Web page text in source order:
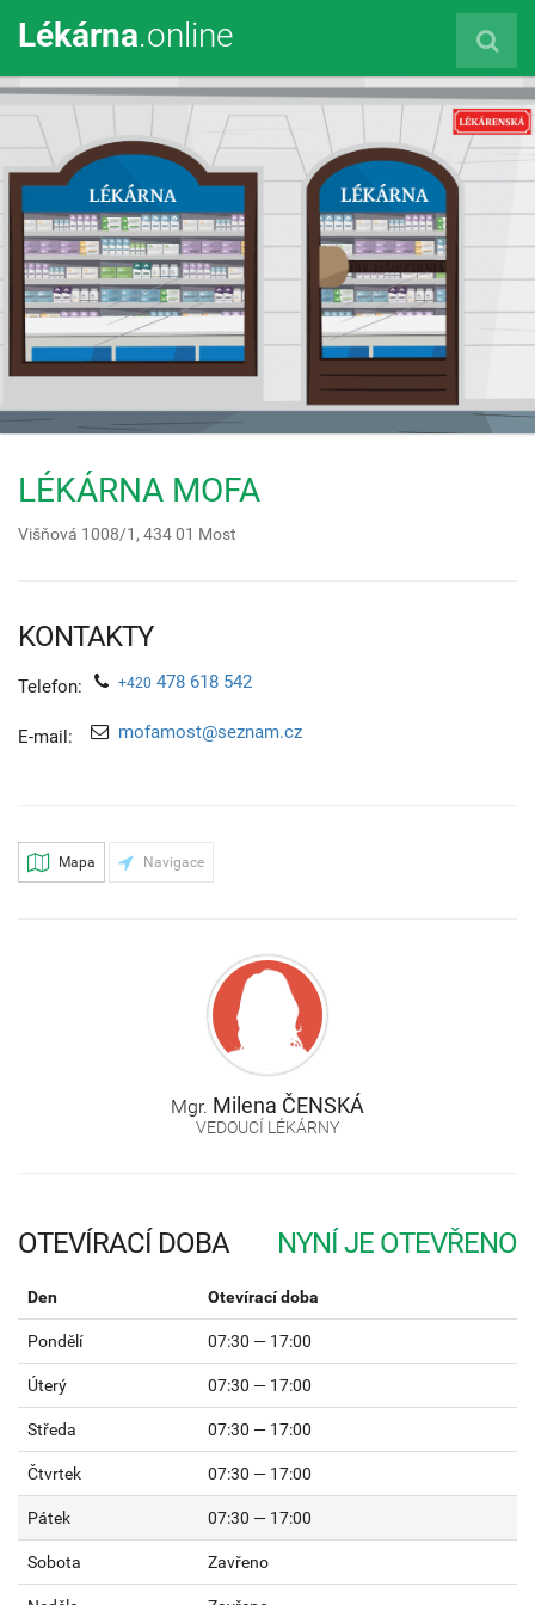
Lékárna.online
LÉKÁRNA MOFA
Višňová 1008/1, 434 01 Most
KONTAKTY
Telefon: +420 478 618 542
E-mail: mofamost@seznam.cz
Mapa Navigace
Mgr. Milena ČENSKÁ
VEDOUCÍ LÉKÁRNY
OTEVÍRACÍ DOBA
Den Otevírací doba
Pondělí 07:30 — 17:00
Úterý 07:30 — 17:00
Středa 07:30 — 17:00
Čtvrtek 07:30 — 17:00
Pátek 07:30 — 17:00
Sobota Zavřeno